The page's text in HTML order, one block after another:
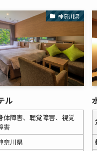
神奈川県
ル
体障害、聴覚障害、視覚
害
奈川県